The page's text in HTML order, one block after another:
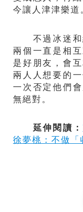
今讓人津津樂道
不過冰迷和
兩個一直是相
是好朋友，會
兩人人想要的
一次否定他們
無絕對。
延伸閱讀：
徐夢桃：不做「